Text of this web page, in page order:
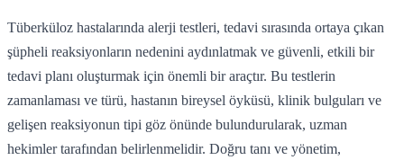
Tüberküloz hastalarında alerji testleri, tedavi sırasında ortaya çıkan
şüpheli reaksiyonların nedenini aydınlatmak ve güvenli, etkili bir
tedavi planı oluşturmak için önemli bir araçtır. Bu testlerin
zamanlaması ve türü, hastanın bireysel öyküsü, klinik bulguları ve
gelişen reaksiyonun tipi göz önünde bulundurularak, uzman
hekimler tarafından belirlenmelidir. Doğru tanı ve yönetim,